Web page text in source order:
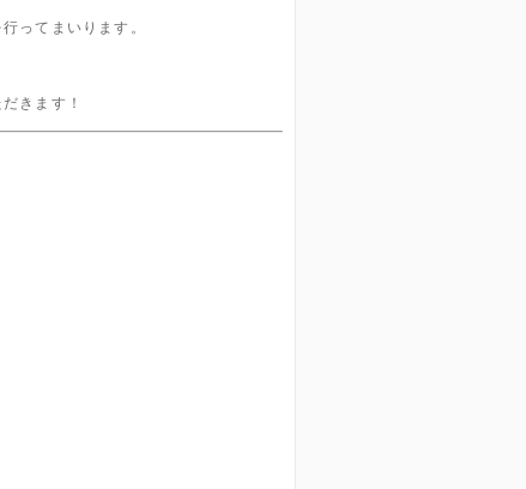
ってまいります。
だきます！